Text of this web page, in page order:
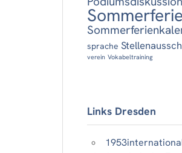
sprache
verein Vokabeltraining
Links Dresden